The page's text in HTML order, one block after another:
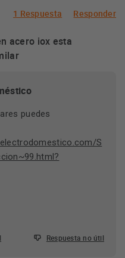
1 Respuesta Responder
acero iox esta
puedes
S
Respuesta no útil